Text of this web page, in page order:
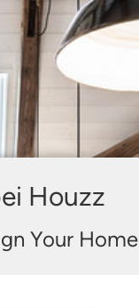
Houzz
Your Home